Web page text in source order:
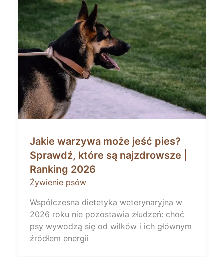
Jakie warzywa może jeść pies?
Sprawdź, które są najzdrowsze |
Ranking 2026
Żywienie psów
Współczesna dietetyka weterynaryjna w
2026 roku nie pozostawia złudzeń: choć
psy wywodzą się od wilków i ich głównym
źródłem energii